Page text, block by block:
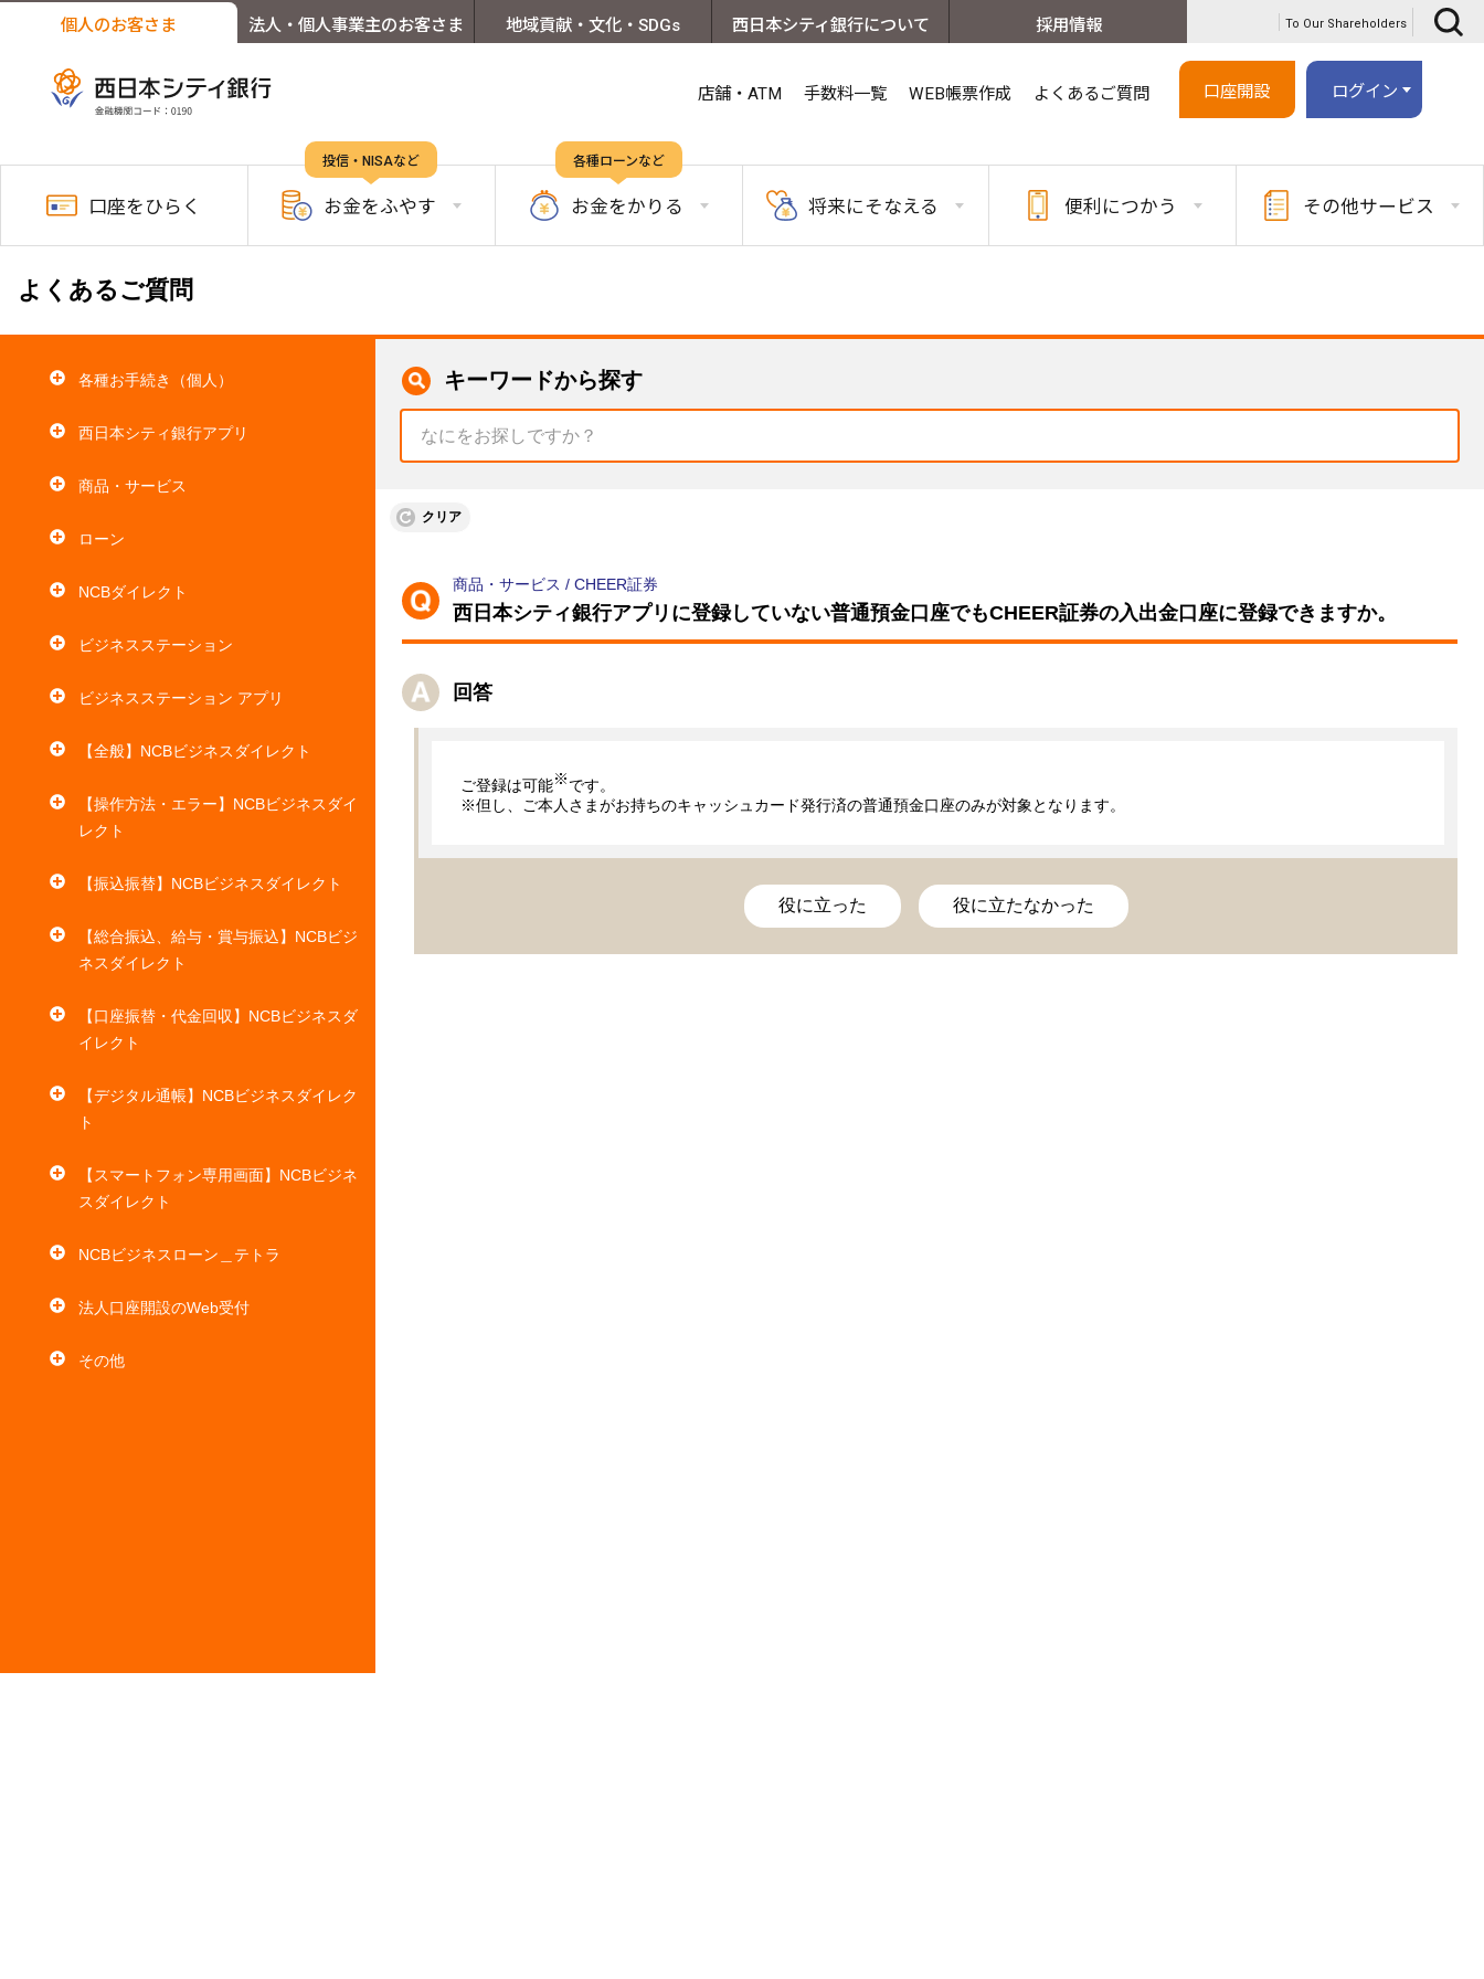
個人のお客さま 法人・個人事業主のお客さま 地域貢献・文化・SDGs 西日本シティ銀行について 採用情報 To Our Shareholders
店舗・ATM 手数料一覧 WEB帳票作成 よくあるご質問 口座開設 ログイン
口座を ひらく
投信・NISAなど
お金をふやす
各種ローンなど
お金をかりる 将来にそなえる 便利につかう その他サービス
よくあるご質問
各種お手続き（個人）
西日本シティ銀行アプリ
商品・サービス
ローン
NCBダイレクト
ビジネスステーション
ビジネスステーション アプリ
【全般】NCBビジネスダイレクト
【操作方法・エラー】NCBビジネスダイ
レクト
【振込振替】NCBビジネスダイレクト
【総合振込、給与・賞与振込】NCBビジ
ネスダイレクト
【口座振替・代金回収】NCBビジネスダ
イレクト
【デジタル通帳】NCBビジネスダイレク
ト
【スマートフォン専用画面】NCBビジネ
スダイレクト
NCBビジネスローン＿テトラ
法人口座開設のWeb受付
その他
キーワードから探す
クリア
商品・サービス / CHEER証券
西日本シティ銀行アプリに登録していない普通預金口座でもCHEER証券の入出金口座に登録できますか。
回答
ご登録は可能※です。
役に立った 役に立たなかった